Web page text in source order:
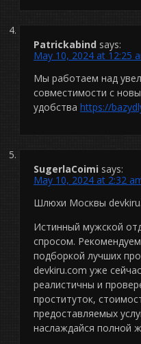
Patrickabind says:
May 10, 2024 at 12:25
Мы работаем над
совместимости с
удобства https://
SugerlaCoimi says:
May 10, 2024 at 2:32
Шлюхи Москвы
Истинный мужской
спросом.
подборкой лучших
devkiru.com уже
реалистичны и
проституток,
предоставляемых
наслаждайся полной